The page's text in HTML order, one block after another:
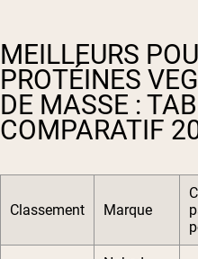
MEILLEURS
PROTÉINES
DE MASSE :
COMPARATIF
Classement Marque